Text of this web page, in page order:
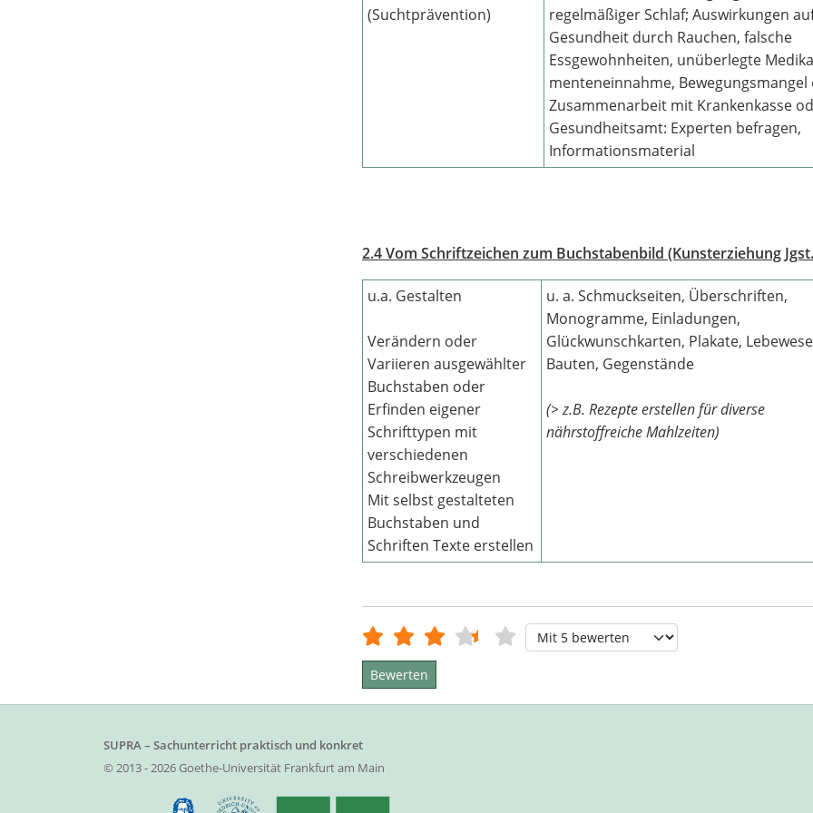
(Suchtprävention)
regelmäßiger Schlaf; Auswirkungen
Gesundheit durch Rauchen, falsche
Essgewohnheiten, unüberlegte
menteneinnahme, Bewegungsmangel
Zusammenarbeit mit Krankenkasse
Gesundheitsamt: Experten befragen,
Informationsmaterial
2.4 Vom Schriftzeichen zum Buchstabenbild (Kunsterziehung
u.a. Gestalten
Verändern oder
Variieren ausgewählter
Buchstaben oder
Erfinden eigener
Schrifttypen mit
verschiedenen
Schreibwerkzeugen
Mit selbst gestalteten
Buchstaben und
Schriften Texte erstellen
u. a. Schmuckseiten, Überschriften,
Monogramme, Einladungen,
Glückwunschkarten, Plakate,
Bauten, Gegenstände
(> z.B. Rezepte erstellen für diverse
nährstoffreiche Mahlzeiten)
Bewertung: / Bitte bewerten
SUPRA – Sachunterricht praktisch und konkret
© 2013 - 2026 Goethe-Universität Frankfurt am Main